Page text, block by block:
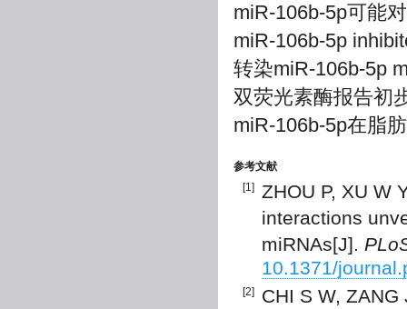
miR-106b-5p可能
miR-106b-5p
转染miR-106b-5p
双荧光素酶报告初
miR-106b-5p在脂
参考文献
[1]
ZHOU P, XU W
interactions
miRNAs[J].
10.1371/
[2]
CHI S W,